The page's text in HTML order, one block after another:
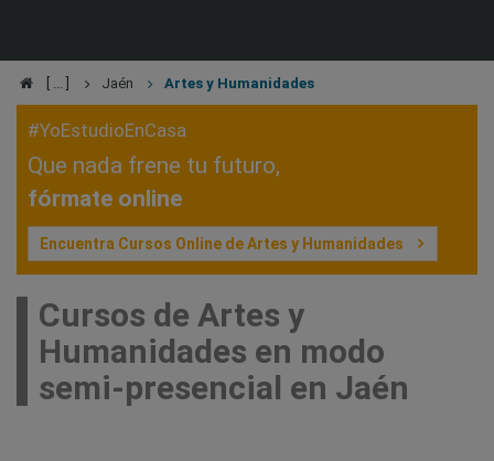
Jaén Artes y Humanidades
#YoEstudioEnCasa
Que nada frene tu futuro,
fórmate online
Encuentra Cursos Online de Artes y Humanidades
Cursos de Artes y
Humanidades en modo
semi-presencial en Jaén